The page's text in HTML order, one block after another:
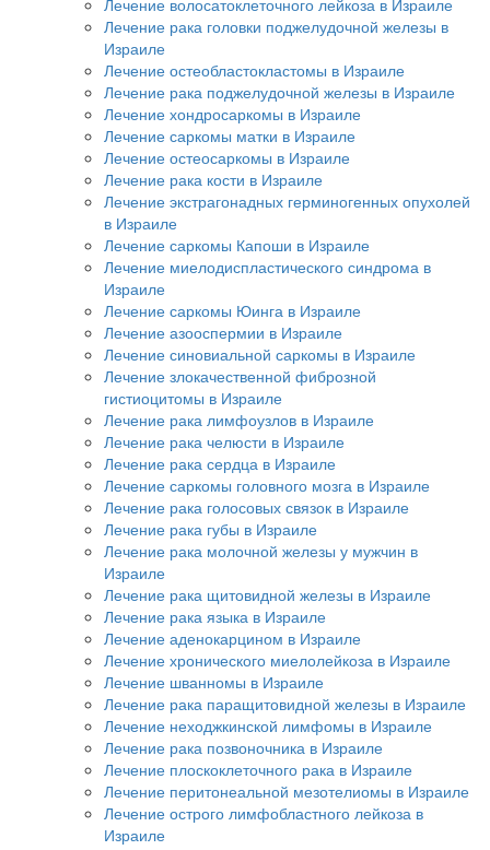
Лечение рака головки поджелудочной железы в
Израиле
Лечение остеобластокластомы в Израиле
Лечение рака поджелудочной железы в Израиле
Лечение хондросаркомы в Израиле
Лечение саркомы матки в Израиле
Лечение остеосаркомы в Израиле
Лечение рака кости в Израиле
Лечение экстрагонадных герминогенных опухолей
в Израиле
Лечение саркомы Капоши в Израиле
Лечение миелодиспластического синдрома в
Израиле
Лечение саркомы Юинга в Израиле
Лечение азооспермии в Израиле
Лечение синовиальной саркомы в Израиле
Лечение злокачественной фиброзной
гистиоцитомы в Израиле
Лечение рака лимфоузлов в Израиле
Лечение рака челюсти в Израиле
Лечение рака сердца в Израиле
Лечение саркомы головного мозга в Израиле
Лечение рака голосовых связок в Израиле
Лечение рака губы в Израиле
Лечение рака молочной железы у мужчин в
Израиле
Лечение рака щитовидной железы в Израиле
Лечение рака языка в Израиле
Лечение аденокарцином в Израиле
Лечение хронического миелолейкоза в Израиле
Лечение шванномы в Израиле
Лечение рака паращитовидной железы в Израиле
Лечение неходжкинской лимфомы в Израиле
Лечение рака позвоночника в Израиле
Лечение плоскоклеточного рака в Израиле
Лечение перитонеальной мезотелиомы в Израиле
Лечение острого лимфобластного лейкоза в
Израиле